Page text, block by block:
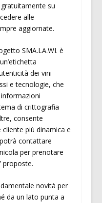
gratuitamente su
alle
aggiornate.
SMA.LA.WI. è
dei vini
e tecnologie, che
di crittografia
consente
cliente più dinamica e
contattare
per prenotare
proposte.
novità per
da un lato punta a